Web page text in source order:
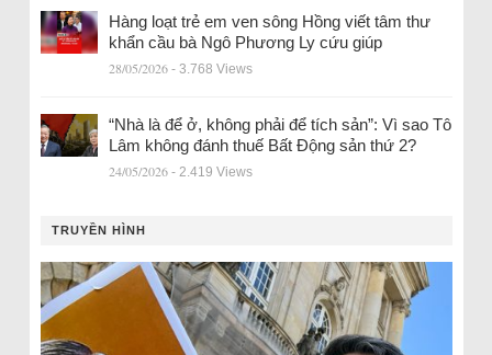
Hàng loạt trẻ em ven sông Hồng viết tâm thư
khẩn cầu bà Ngô Phương Ly cứu giúp
28/05/2026 - 3.768 Views
“Nhà là để ở, không phải để tích sản”: Vì sao Tô
Lâm không đánh thuế Bất Động sản thứ 2?
24/05/2026 - 2.419 Views
TRUYỀN HÌNH